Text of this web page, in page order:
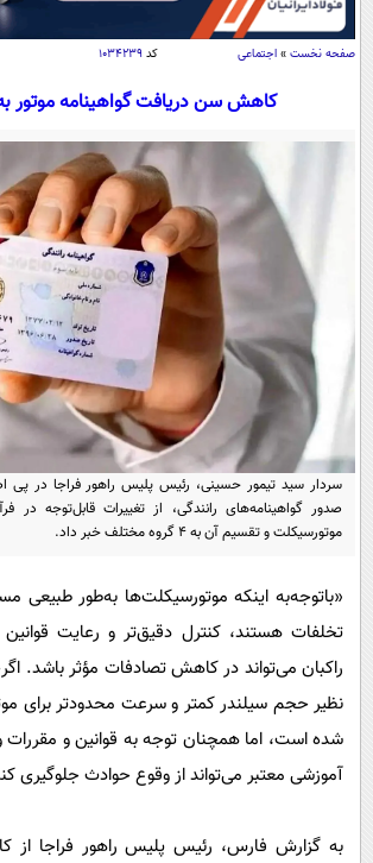
سیاسی
اقتصاد
اقتصادی
جامعه
حوادث
سلامت
یک برش دانایی
محیط زیست
سفر و تفریح
بین الملل
سیاست خارجی
فرهنگ و هنر
علم و دانش
فناوری و It
علمی
اخبار کریپتو
قرآن
گوناگون
سرگرمی
باشگاه مغز
مجله تصویری سلاح
فیلم
اقتصاد
ورزش
سیاست
سرگرمی
فناوری
گوناگون
حوادث
محیط زیست
سلامت
بین الملل
عصر ایران 2
خواندنی ها و دیدنی ها
داستان کوتاه
پیامک
آشپزی
دانلود
آموزش زبان
صفحه نخست » اجتماعی کد۱۰۳۴۲۳۹
کاهش سن دریافت گواهینامه موتور به ۱۶
سردار سید تیمور حسینی، رئیس پلیس راهور فراجا در پی
صدور گواهینامه‌های رانندگی، از تغییرات قابل‌توجه در
موتورسیکلت و تقسیم آن به ۴ گروه مختلف خبر داد.
«باتوجه‌به اینکه موتورسیکلت‌ها به‌طور طبیعی
تخلفات هستند، کنترل دقیق‌تر و رعایت
راکبان می‌تواند در کاهش تصادفات مؤثر باشد.
نظیر حجم سیلندر کمتر و سرعت محدودتر برای
شده است، اما همچنان توجه به قوانین و مقررات
آموزشی معتبر می‌تواند از وقوع حوادث جلوگیری
به گزارش فارس، رئیس پلیس راهور فراجا